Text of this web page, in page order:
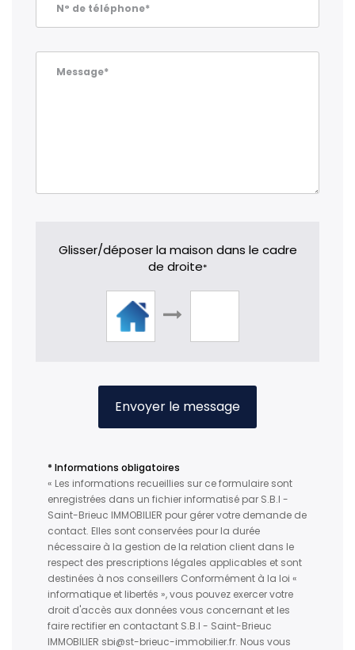
N° de téléphone*
Message*
Glisser/déposer la maison dans le cadre
de droite*
Envoyer le message
* Informations obligatoires
« Les informations recueillies sur ce formulaire sont
enregistrées dans un fichier informatisé par S.B.I -
Saint-Brieuc IMMOBILIER pour gérer votre demande de
contact. Elles sont conservées pour la durée
nécessaire à la gestion de la relation client dans le
respect des prescriptions légales applicables et sont
destinées à nos conseillers Conformément à la loi «
informatique et libertés », vous pouvez exercer votre
droit d'accès aux données vous concernant et les
faire rectifier en contactant S.B.I - Saint-Brieuc
IMMOBILIER sbi@st-brieuc-immobilier.fr. Nous vous